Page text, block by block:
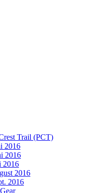
Trail (PCT)
2016
2016
2016
2016
2016